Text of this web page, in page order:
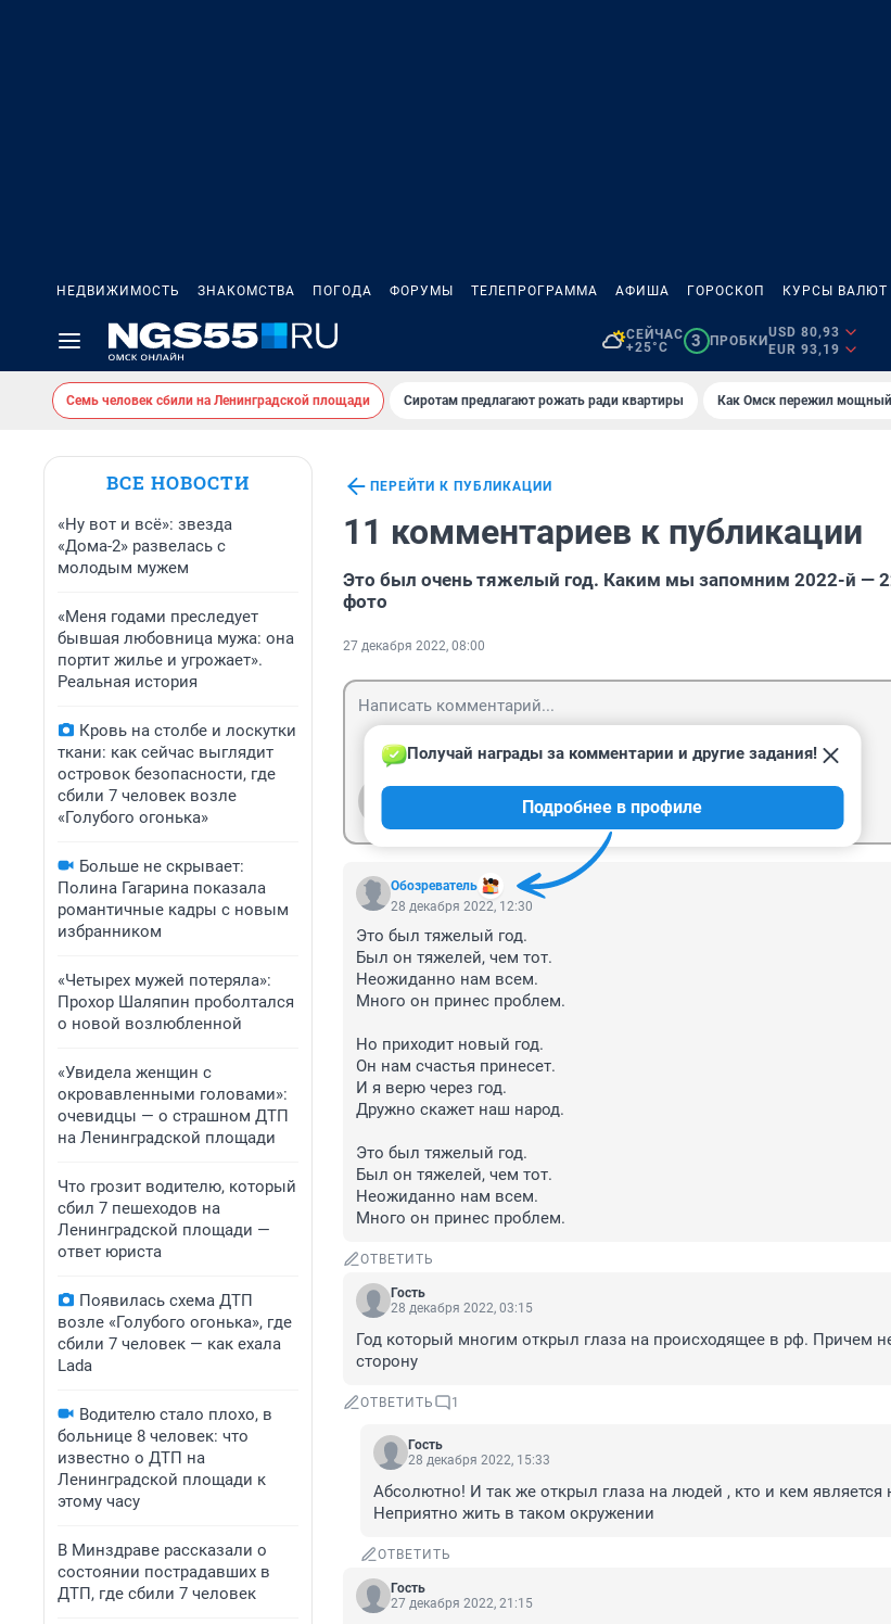
НЕДВИЖИМОСТЬ ЗНАКОМСТВА ПОГОДА ФОРУМЫ ТЕЛЕПРОГРАММА АФИША ГОРОСКОП КУРСЫ ВАЛЮТ
СЕЙЧАС
+25°C
3 ПРОБКИ
USD 80,93
EUR 93,19
Семь человек сбили на Ленинградской площади Сиротам предлагают рожать ради квартиры Как Омск пережил
ВСЕ НОВОСТИ
«Ну вот и всё»: звезда
«Дома-2» развелась с
молодым мужем
«Меня годами преследует
бывшая любовница мужа: она
портит жилье и угрожает».
Реальная история
Кровь на столбе и лоскутки
ткани: как сейчас выглядит
островок безопасности, где
сбили 7 человек возле
«Голубого огонька»
Больше не скрывает:
Полина Гагарина показала
романтичные кадры с новым
избранником
«Четырех мужей потеряла»:
Прохор Шаляпин проболтался
о новой возлюбленной
«Увидела женщин с
окровавленными головами»:
очевидцы — о страшном ДТП
на Ленинградской площади
Что грозит водителю, который
сбил 7 пешеходов на
Ленинградской площади —
ответ юриста
Появилась схема ДТП
возле «Голубого огонька», где
сбили 7 человек — как ехала
Lada
Водителю стало плохо, в
больнице 8 человек: что
известно о ДТП на
Ленинградской площади к
этому часу
В Минздраве рассказали о
состоянии пострадавших в
ДТП, где сбили 7 человек
ПЕРЕЙТИ К ПУБЛИКАЦИИ
11 комментариев к публикации
Это был очень тяжелый год. Каким мы запомним 2022-й —
фото
27 декабря 2022, 08:00
Обозреватель
Получай награды за комментарии и другие задания!
Подробнее в профиле
28 декабря 2022, 12:30
Это был тяжелый год.
Был он тяжелей, чем тот.
Неожиданно нам всем.
Много он принес проблем.
Но приходит новый год.
Он нам счастья принесет.
И я верю через год.
Дружно скажет наш народ.
Это был тяжелый год.
Был он тяжелей, чем тот.
Неожиданно нам всем.
Много он принес проблем.
ОТВЕТИТЬ
Гость
28 декабря 2022, 03:15
Год который многим открыл глаза на происходящее в рф. Причем
сторону
ОТВЕТИТЬ 1
Гость
28 декабря 2022, 15:33
Абсолютно! И так же открыл глаза на людей , кто и кем является
Неприятно жить в таком окружении
ОТВЕТИТЬ
Гость
27 декабря 2022, 21:15